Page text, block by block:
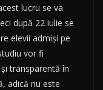
lucru se va
după 22 iulie se
elevii admişi pe
vor fi
transparentă în
adică nu este